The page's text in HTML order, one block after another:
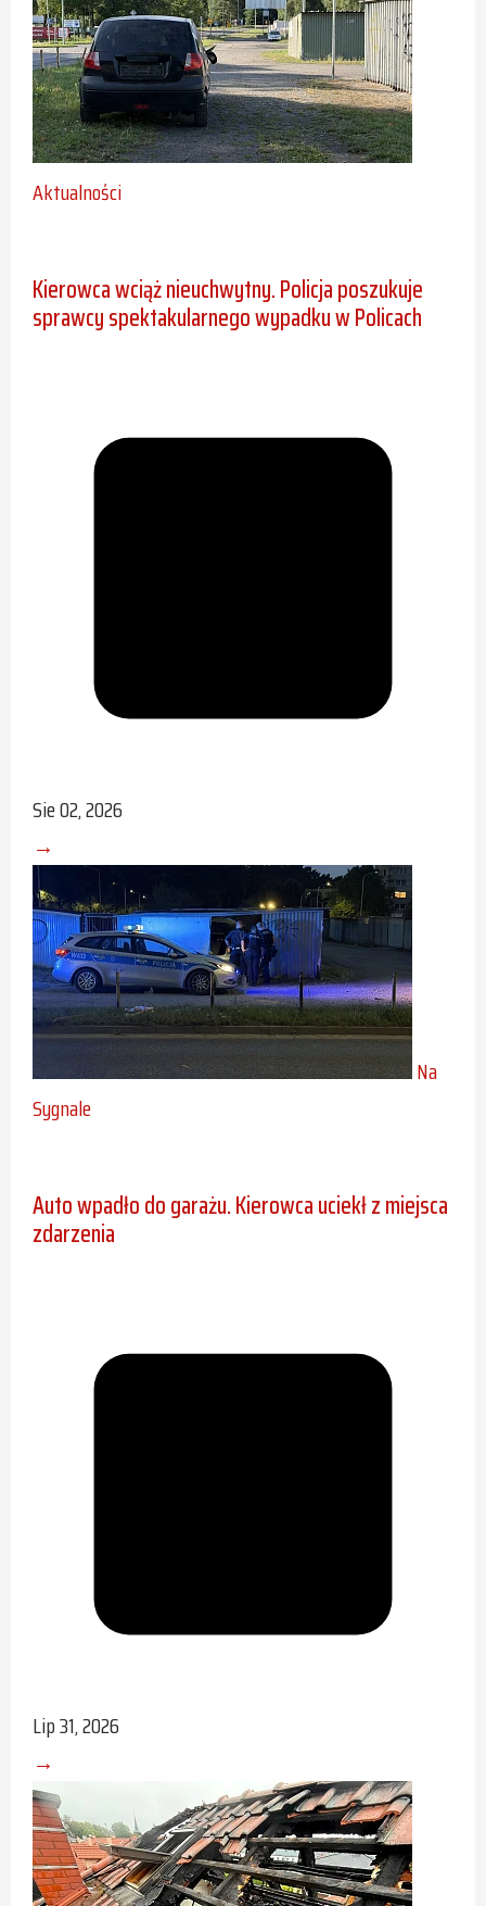
Aktualności
Kierowca wciąż nieuchwytny. Policja poszukuje
sprawcy spektakularnego wypadku w Policach
Sie 02, 2026
→
Na
Sygnale
Auto wpadło do garażu. Kierowca uciekł z miejsca
zdarzenia
Lip 31, 2026
→